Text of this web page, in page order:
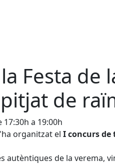
Festa de
de
a 19:00h
organitzat el I concurs
autèntiques de la verema,